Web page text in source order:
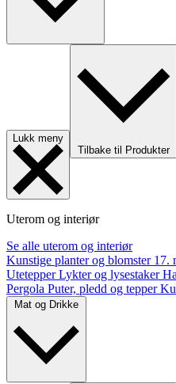
Lukk meny
Tilbake til Produkter
Uterom og interiør
Se alle uterom og interiør
Kunstige planter og blomster 17.
UtetepperLykter og lysestaker
Pergola Puter, pledd og tepper